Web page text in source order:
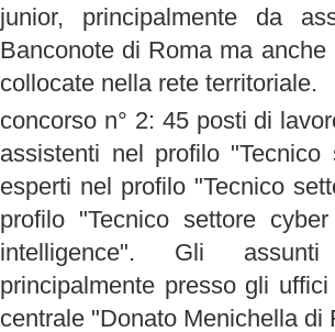
junior, principalmente da
Banconote di Roma ma
collocate nella rete territoriale.
concorso n° 2: 45 posti di
assistenti nel profilo
esperti nel profilo "Tecnico
profilo "Tecnico settore
intelligence". Gli
principalmente presso gli
centrale "Donato Menichella di